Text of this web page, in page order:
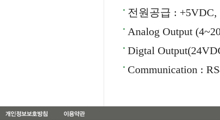
전원공급 :
Analog Output
Digtal
Communication :